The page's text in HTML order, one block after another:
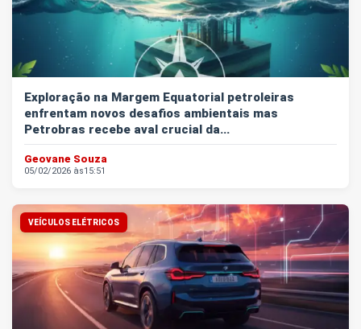
Exploração na Margem Equatorial petroleiras
enfrentam novos desafios ambientais mas
Petrobras recebe aval crucial da...
Geovane Souza
05/02/2026 às15:51
VEÍCULOS ELÉTRICOS